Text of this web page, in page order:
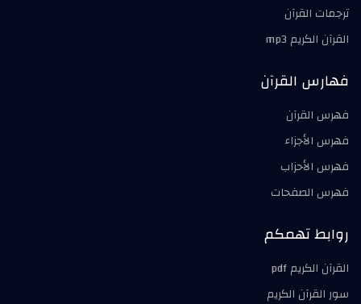
ترجمات القرآن
القرآن الكريم mp3
فهارس القرآن
فهرس القرآن
فهرس الأجزاء
فهرس الأحزاب
فهرس الصفحات
روابط تهمكم
القرآن الكريم pdf
سور القرآن الكريم